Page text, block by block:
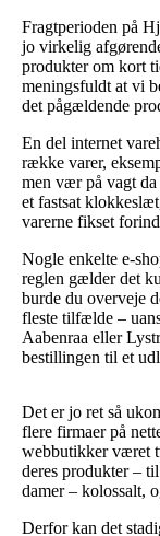
Fragtperioden på
jo virkelig
produkter om kort
meningsfuldt at vi
det pågældende
En del internet
række varer,
men vær på vagt
et fastsat
varerne fikset
Nogle enkelte e-
reglen gælder det
burde du overveje
fleste tilfælde –
Aabenraa eller
bestillingen til et
Det er jo ret så
flere firmaer på
webbutikker været
deres produkter –
damer – kolossalt,
Derfor kan det